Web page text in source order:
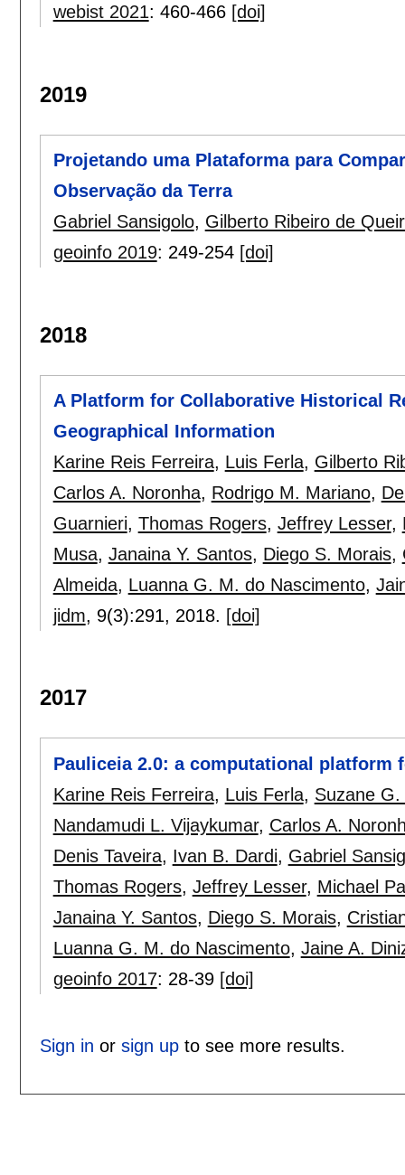
webist 2021: 460-466 [doi]
2019
Projetando uma Plataforma para
Observação da Terra
Gabriel Sansigolo, Gilberto Ribeiro de
geoinfo 2019: 249-254 [doi]
2018
A Platform for Collaborative Historical
Geographical Information
Karine Reis Ferreira, Luis Ferla, Gilberto
Carlos A. Noronha, Rodrigo M. Mariano,
Guarnieri, Thomas Rogers, Jeffrey Lesser,
Musa, Janaina Y. Santos, Diego S. Morais,
Almeida, Luanna G. M. do Nascimento,
jidm, 9(3):291, 2018. [doi]
2017
Pauliceia 2.0: a computational
Karine Reis Ferreira, Luis Ferla, Suzane
Nandamudi L. Vijaykumar, Carlos A.
Denis Taveira, Ivan B. Dardi, Gabriel
Thomas Rogers, Jeffrey Lesser, Michael
Janaina Y. Santos, Diego S. Morais,
Luanna G. M. do Nascimento, Jaine A.
geoinfo 2017: 28-39 [doi]
Sign in or sign upto see more results.